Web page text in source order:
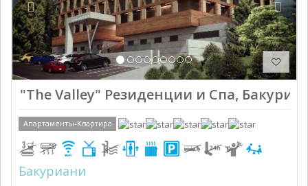
"The Valley" Резиденции и Спа,
Апартаменты-Квартира
Бакуриани